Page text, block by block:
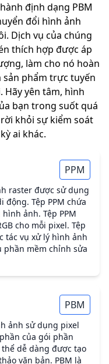
định dạng PBM
đổi hình ảnh
Dịch vụ của chúng
thích hợp được áp
làm cho nó hoàn
sản phẩm trực tuyến
Hãy yên tâm, hình
bạn trong suốt quá
khỏi sự kiểm soát
ai khác.
PPM
raster được sử dụng
Tệp PPM chứa
ảnh. Tệp PPM
cho mỗi pixel. Tệp
tác vụ xử lý hình ảnh
mềm chỉnh sửa
PBM
ảnh sử dụng pixel
của gói phần
thể dễ dàng được tạo
văn bản. PBM là